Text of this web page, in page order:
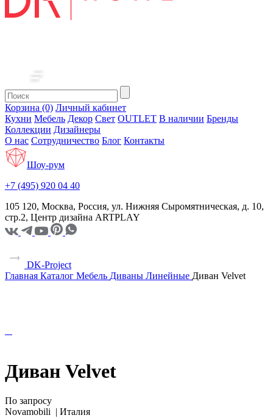
Корзина (0) Личный кабинет
Кухни Мебель Декор Свет OUTLET В наличии Бренды
Коллекции Дизайнеры
О нас Сотрудничество Блог Контакты
Шоу-рум
+7 (495) 920 04 40
105 120, Москва, Россия, ул. Нижняя Сыромятническая, д. 10,
стр.2, Центр дизайна ARTPLAY
DK-Project
Главная Каталог Мебель Диваны Линейные Диван Velvet
Диван Velvet
По запросу
Novamobili | Италия